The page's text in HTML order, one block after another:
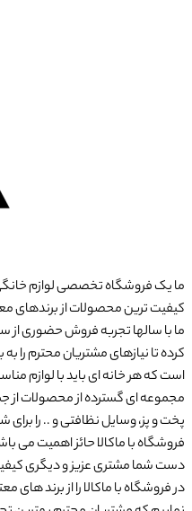
ما یک فروشگاه تخصصی لوازم
کیفیت ترین محصولات از برندهای
کرده تا نیازهای مشتریان محترم را
است که هر خانه ای باید با لوازم
مجموعه ای گسترده از محصولات از
پخت و پز، وسایل نظافتی و .. را
فروشگاه با ماکالا حائز اهمیت می
دست شما مشتری عزیز و دیگری
در فروشگاه با ماکالا را از برند